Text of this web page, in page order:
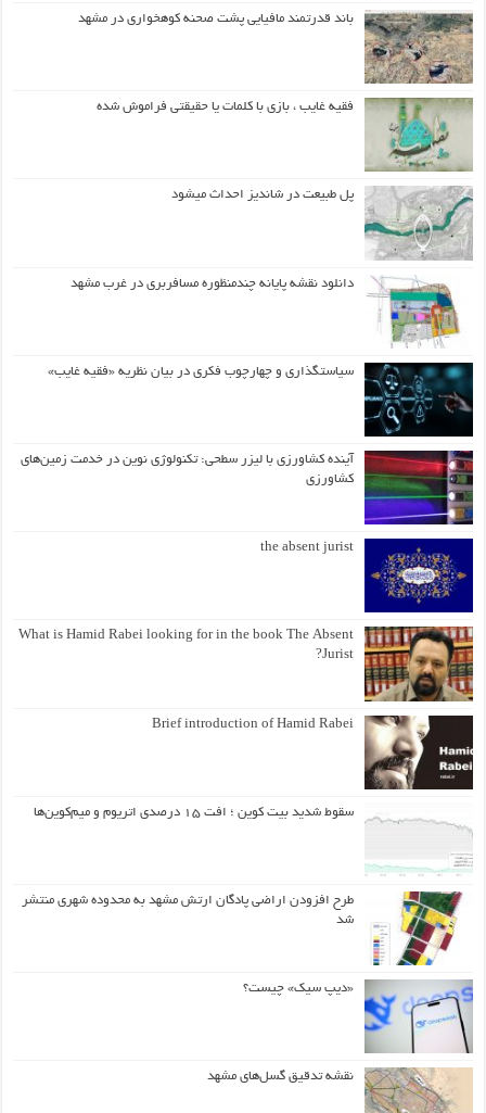
باند قدرتمند مافیایی پشت صحنه کوهخواری در مشهد
فقیه غایب ، بازی با کلمات یا حقیقتی فراموش شده
پل طبیعت در شاندیز احداث میشود
دانلود نقشه پایانه چندمنظوره مسافربری در غرب مشهد
سیاستگذاری و چهارچوب فکری در بیان نظریه «فقیه غایب»
آینده کشاورزی با لیزر سطحی: تکنولوژی نوین در خدمت زمین‌های
کشاورزی
the absent jurist
What is Hamid Rabei looking for in the book The Absent
Jurist?
Brief introduction of Hamid Rabei
سقوط شدید بیت کوین ؛ افت ۱۵ درصدی اتریوم و میم‌کوین‌ها
طرح افزودن اراضی پادگان ارتش مشهد به محدوده شهری منتشر
شد
«دیپ سیک» چیست؟
نقشه تدقیق گسل‌های مشهد